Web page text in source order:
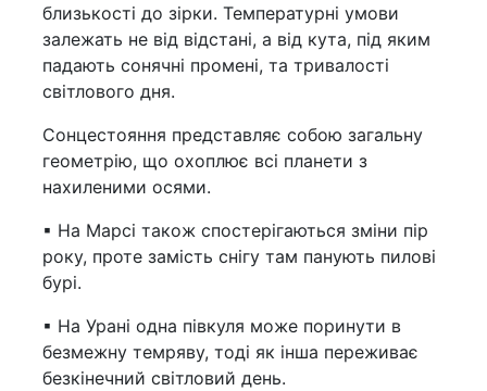
близькості до зірки. Температурні умови
залежать не від відстані, а від кута, під яким
падають сонячні промені, та тривалості
світлового дня.
Сонцестояння представляє собою загальну
геометрію, що охоплює всі планети з
нахиленими осями.
▪ На Марсі також спостерігаються зміни пір
року, проте замість снігу там панують пилові
бурі.
▪ На Урані одна півкуля може поринути в
безмежну темряву, тоді як інша переживає
безкінечний світловий день.